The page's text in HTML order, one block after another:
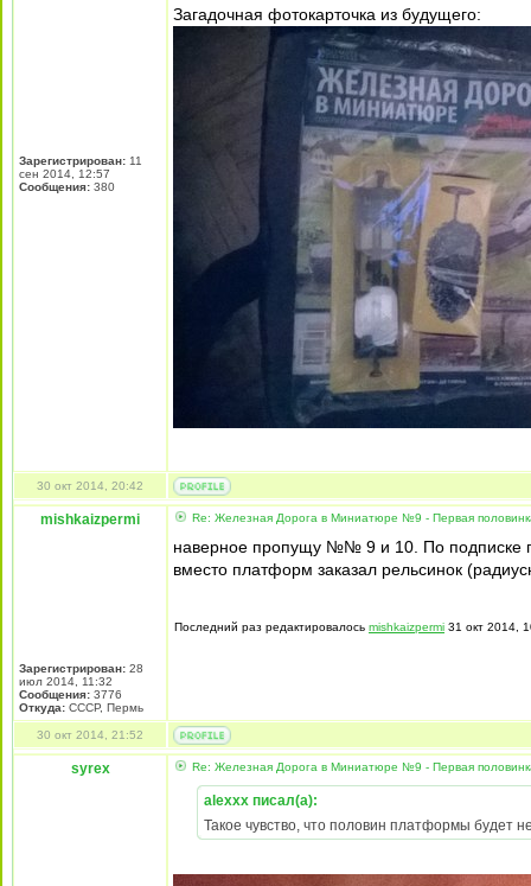
Зарегистрирован: 11
сен 2014, 12:57
Сообщения: 380
Загадочная фотокарточка из будущего:
30 окт 2014, 20:42
mishkaizpermi
Зарегистрирован: 28
июл 2014, 11:32
Сообщения: 3776
Откуда: СССР, Пермь
Re: Железная Дорога в Миниатюре №9 - Первая
наверное пропущу №№ 9 и 10. По подписке
вместо платформ заказал рельсинок
Последний раз редактировалось mishkaizpermi 31 окт 2014,
30 окт 2014, 21:52
syrex Re: Железная Дорога в Миниатюре №9 - Первая
alexxx писал(а):
Такое чувство, что половин платформы будет